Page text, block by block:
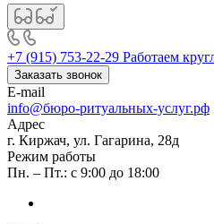
+7 (915) 753-22-29 Работаем
Заказать звонок
E-mail
info@бюро-ритуальных-услуг.рф
Адрес
г. Киржач, ул. Гагарина, 28д
Режим работы
Пн. – Пт.: с 9:00 до 18:00